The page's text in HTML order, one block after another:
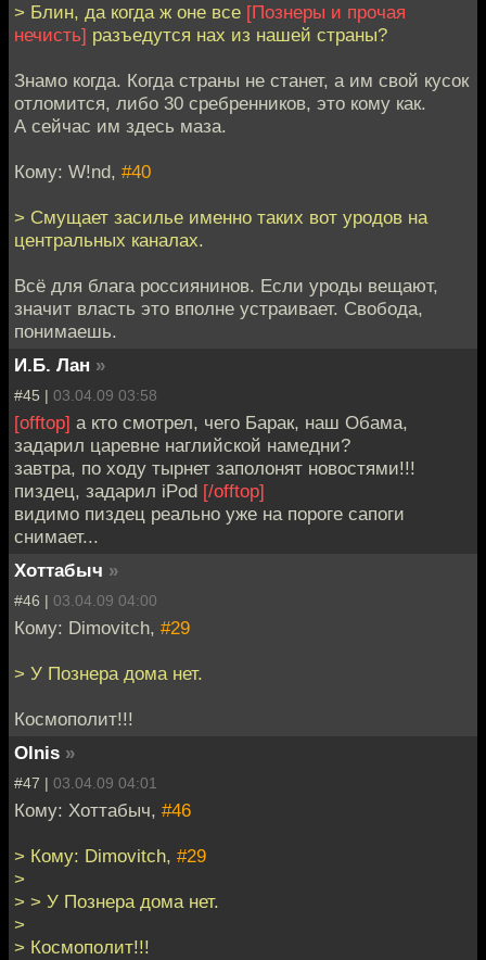
> Блин, да когда ж оне все [Познеры и прочая
нечисть] разъедутся нах из нашей страны?
Знамо когда. Когда страны не станет, а им свой кусок
отломится, либо 30 сребренников, это кому как.
А сейчас им здесь маза.
Кому: W!nd, #40
> Смущает засилье именно таких вот уродов на
центральных каналах.
Всё для блага россиянинов. Если уроды вещают,
значит власть это вполне устраивает. Свобода,
понимаешь.
И.Б. Лан »
#45 | 03.04.09 03:58
[offtop] а кто смотрел, чего Барак, наш Обама,
задарил царевне наглийской намедни?
завтра, по ходу тырнет заполонят новостями!!!
пиздец, задарил iPod [/offtop]
видимо пиздец реально уже на пороге сапоги
снимает...
Хоттабыч »
#46 | 03.04.09 04:00
Кому: Dimovitch, #29
> У Познера дома нет.
Космополит!!!
Olnis »
#47 | 03.04.09 04:01
Кому: Хоттабыч, #46
> Кому: Dimovitch, #29
>
> > У Познера дома нет.
>
> Космополит!!!